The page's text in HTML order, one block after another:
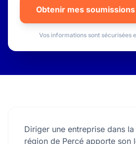
Obtenir mes
Vos informations sont sécurisées
Diriger une entreprise dans la
région de Percé apporte son